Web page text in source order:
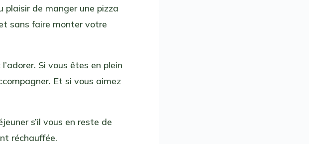
de manger une pizza
sans faire monter votre
Si vous êtes en plein
Et si vous aimez
s’il vous en reste de
réchauffée.